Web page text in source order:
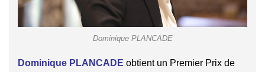
Dominique PLANCADE
Dominique PLANCADE obtient un Premier Prix de